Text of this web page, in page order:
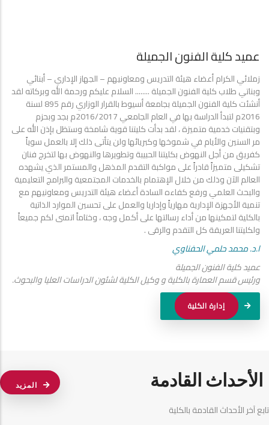
عميد كلية الفنون الجميلة
زملائي الكرام أعضاء هيئة التدريس ومعاونيهم – الجهاز الإداري – أبنائي
وبناتي طلاب كلية الفنون الجميلة ........ السلام عليكم ورحمة الله وبركاته لقد
أنشئت كلية الفنون الجميلة بجامعة أسيوط بالقرار الوزاري رقم 895 لسنة
2016م لتبدأ الدراسة بها في العام الجامعي 2016/2017م بجد وبحزم
وبتقنيات خدمية متميزة ، لقد بدأت كليتنا قوية شامخة وستظل بإذن الله على
مر السنين والأيام في شموخها وكبريائها ولن يتأتى ذلك إلا بالعمل سوياً
كفريق من أجل النهوض بكليتنا الحبيبة وتطويرها والنهوض بها لتخرج فنان
تشكيلى متميزاً قادراً على مواكبة التقدم المذهل والمستمر الذي يشهده
العالم الآن وذلك من خلال الإهتمام بالخدمات المجتمعية والبرامج التعليمية
والبحث العلمي ورفع كفاءه السادة أعضاء هيئة التدريس ومعاونيهم مع
تنمية الأجهزة الإدارية مهارياً وإداريا والعمل على تحسين الموارد الذاتية
بالكلية لتمكينها من أداء رسالتها على أكمل وجه ، وختاماً اتمنى لكم جميعاً
ولكليتنا العريقة كل التقدم والرقى .
ا.د. محمد حلمي الحفناوي
عميد كلية الفنون الجميلة
ورئيس قسم العمارة بالكلية و وكيل الكلية لشئون الدراسات العليا والبحوث.
إدارة الكلية
الأحداث القادمة
تابع آخر الأحداث القادمة بالكلية
المزيد